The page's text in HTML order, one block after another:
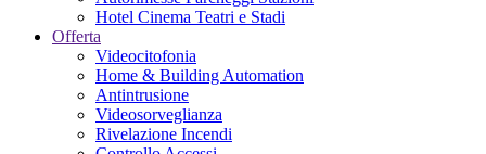
Hotel Cinema Teatri e Stadi
Offerta
Videocitofonia
Home & Building Automation
Antintrusione
Videosorveglianza
Rivelazione Incendi